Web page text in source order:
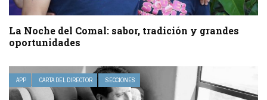
La Noche del Comal: sabor, tradición y grandes
oportunidades
APP CARTA DEL DIRECTOR SECCIONES